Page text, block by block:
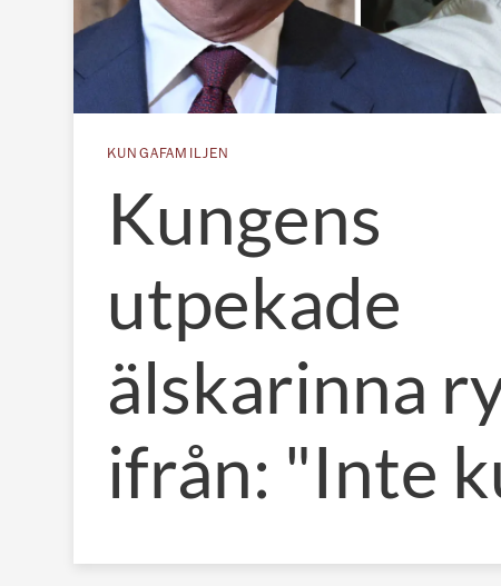
KUNGAFAMILJEN
Kungens
utpekade
älskarinna
ifrån: "Inte